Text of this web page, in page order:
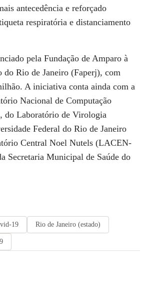
antecedência e reforçado
respiratória e distanciamento
pela Fundação de Amparo à
do Rio de Janeiro (Faperj), com
A iniciativa conta ainda com a
Nacional de Computação
do Laboratório de Virologia
Federal do Rio de Janeiro
Central Noel Nutels (LACEN-
Secretaria Municipal de Saúde do
19 Rio de Janeiro (estado)